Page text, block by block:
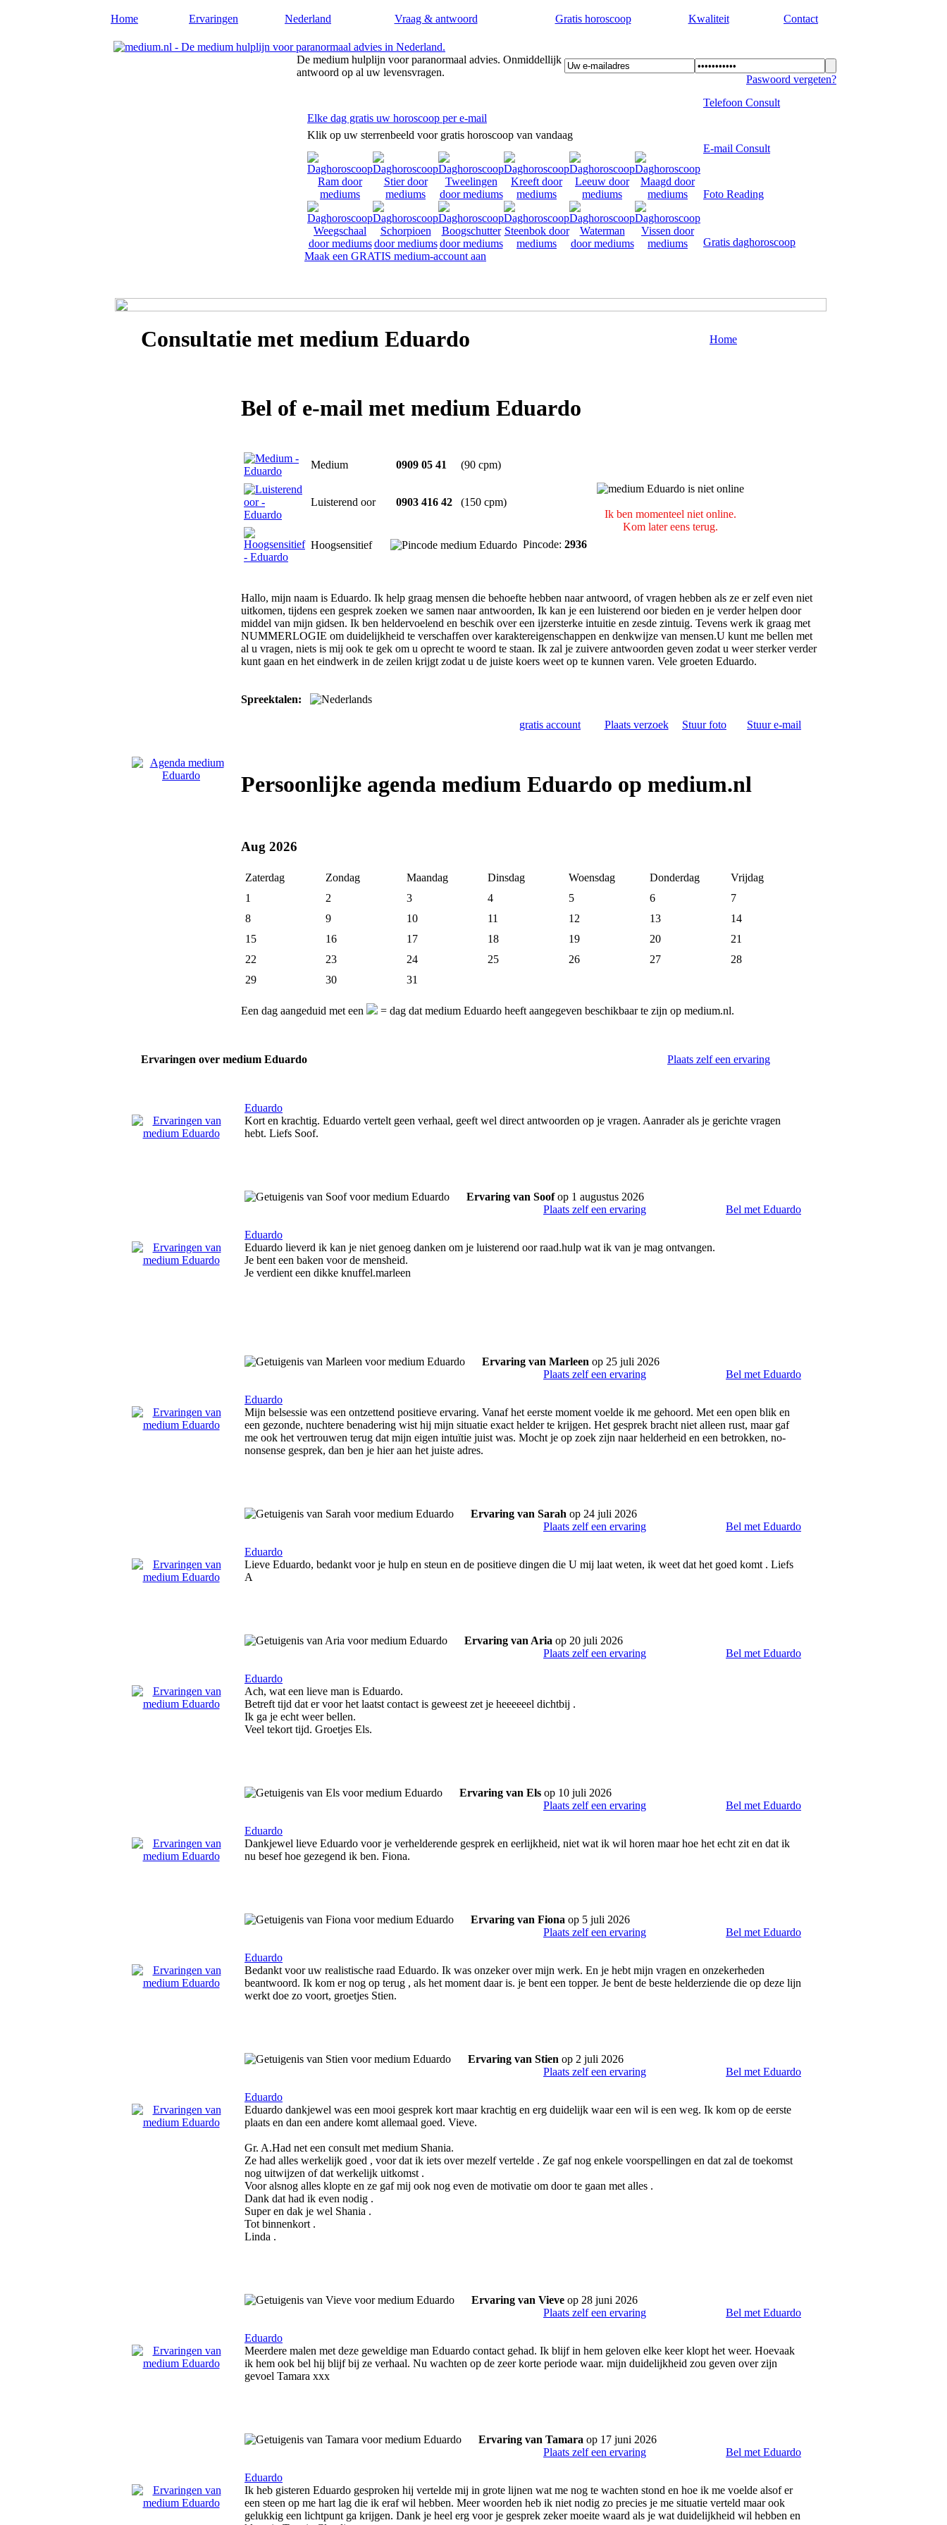
Home Ervaringen Nederland Vraag & antwoord Gratis horoscoop Kwaliteit Contact
De medium hulplijn voor paranormaal advies. Onmiddellijk
antwoord op al uw levensvragen.
Paswoord vergeten?
Elke dag gratis uw horoscoop per e-mail
Klik op uw sterrenbeeld voor gratis horoscoop van vandaag
Maak een GRATIS medium-account aan
Telefoon Consult
E-mail Consult
Foto Reading
Gratis daghoroscoop
Consultatie met medium Eduardo Home
Bel of e-mail met medium Eduardo
Medium 0909 05 41 (90 cpm)
Ik ben momenteel niet online.
Kom later eens terug.
Luisterend oor 0903 416 42 (150 cpm)
Hoogsensitief Pincode: 2936
Hallo, mijn naam is Eduardo. Ik help graag mensen die behoefte hebben naar antwoord, of vragen hebben als ze er zelf even niet
uitkomen, tijdens een gesprek zoeken we samen naar antwoorden, Ik kan je een luisterend oor bieden en je verder helpen door
middel van mijn gidsen. Ik ben heldervoelend en beschik over een ijzersterke intuitie en zesde zintuig. Tevens werk ik graag met
NUMMERLOGIE om duidelijkheid te verschaffen over karaktereigenschappen en denkwijze van mensen.U kunt me bellen met
al u vragen, niets is mij ook te gek om u oprecht te woord te staan. Ik zal je zuivere antwoorden geven zodat u weer sterker verder
kunt gaan en het eindwerk in de zeilen krijgt zodat u de juiste koers weet op te kunnen varen. Vele groeten Eduardo.
Spreektalen:
gratis account Plaats verzoek Stuur foto Stuur e-mail
Persoonlijke agenda medium Eduardo op medium.nl
Aug 2026
Zaterdag Zondag Maandag Dinsdag Woensdag Donderdag
Vrijdag
1
2 3 4 5 6
7
8
9 10 11 12 13
14
15
16 17 18 19 20
21
22
23 24 25 26 27
28
29
30 31
Een dag aangeduid met een = dag dat medium Eduardo heeft aangegeven beschikbaar te zijn op medium.nl.
Ervaringen over medium Eduardo Plaats zelf een ervaring
Eduardo
Kort en krachtig. Eduardo vertelt geen verhaal, geeft wel direct antwoorden op je vragen. Aanrader als je gerichte vragen
hebt. Liefs Soof.
Ervaring van Soofop 1 augustus 2026
Plaats zelf een ervaring
Bel met Eduardo
Eduardo
Eduardo lieverd ik kan je niet genoeg danken om je luisterend oor raad.hulp wat ik van je mag ontvangen.
Je bent een baken voor de mensheid.
Je verdient een dikke knuffel.marleen
Ervaring van Marleen op 25 juli 2026
Plaats zelf een ervaring
Bel met Eduardo
Eduardo
Mijn belsessie was een ontzettend positieve ervaring. Vanaf het eerste moment voelde ik me gehoord. Met een open blik en
een gezonde, nuchtere benadering wist hij mijn situatie exact helder te krijgen. Het gesprek bracht niet alleen rust, maar gaf
me ook het vertrouwen terug dat mijn eigen intuïtie juist was. Mocht je op zoek zijn naar helderheid en een betrokken, no-
nonsense gesprek, dan ben je hier aan het juiste adres.
Ervaring van Sarah op 24 juli 2026
Plaats zelf een ervaring
Bel met Eduardo
Eduardo
Lieve Eduardo, bedankt voor je hulp en steun en de positieve dingen die U mij laat weten, ik weet dat het goed komt . Liefs
A
Ervaring van Aria op 20 juli 2026
Plaats zelf een ervaring
Bel met Eduardo
Eduardo
Ach, wat een lieve man is Eduardo.
Betreft tijd dat er voor het laatst contact is geweest zet je heeeeeel dichtbij .
Ik ga je echt weer bellen.
Veel tekort tijd. Groetjes Els.
Ervaring van Els op 10 juli 2026
Plaats zelf een ervaring
Bel met Eduardo
Eduardo
Dankjewel lieve Eduardo voor je verhelderende gesprek en eerlijkheid, niet wat ik wil horen maar hoe het echt zit en dat ik
nu besef hoe gezegend ik ben. Fiona.
Ervaring van Fiona op 5 juli 2026
Plaats zelf een ervaring
Bel met Eduardo
Eduardo
Bedankt voor uw realistische raad Eduardo. Ik was onzeker over mijn werk. En je hebt mijn vragen en onzekerheden
beantwoord. Ik kom er nog op terug , als het moment daar is. je bent een topper. Je bent de beste helderziende die op deze lijn
werkt doe zo voort, groetjes Stien.
Ervaring van Stien op 2 juli 2026
Plaats zelf een ervaring
Bel met Eduardo
Eduardo
Eduardo dankjewel was een mooi gesprek kort maar krachtig en erg duidelijk waar een wil is een weg. Ik kom op de eerste
plaats en dan een andere komt allemaal goed. Vieve.
Gr. A.Had net een consult met medium Shania.
Ze had alles werkelijk goed , voor dat ik iets over mezelf vertelde . Ze gaf nog enkele voorspellingen en dat zal de toekomst
nog uitwijzen of dat werkelijk uitkomst .
Voor alsnog alles klopte en ze gaf mij ook nog even de motivatie om door te gaan met alles .
Dank dat had ik even nodig .
Super en dak je wel Shania .
Tot binnenkort .
Linda .
Ervaring van Vieve op 28 juni 2026
Plaats zelf een ervaring
Bel met Eduardo
Eduardo
Meerdere malen met deze geweldige man Eduardo contact gehad. Ik blijf in hem geloven elke keer klopt het weer. Hoevaak
ik hem ook bel hij blijf bij ze verhaal. Nu wachten op de zeer korte periode waar. mijn duidelijkheid zou geven over zijn
gevoel Tamara xxx
Ervaring van Tamara op 17 juni 2026
Plaats zelf een ervaring
Bel met Eduardo
Eduardo
Ik heb gisteren Eduardo gesproken hij vertelde mij in grote lijnen wat me nog te wachten stond en hoe ik me voelde alsof er
een steen op me hart lag die ik eraf wil hebben. Meer woorden heb ik niet nodig zo precies je me situatie verteld maar ook
gelukkig een lichtpunt ga krijgen. Dank je heel erg voor je gesprek zeker moeite waard als je wat duidelijkheid wil hebben en